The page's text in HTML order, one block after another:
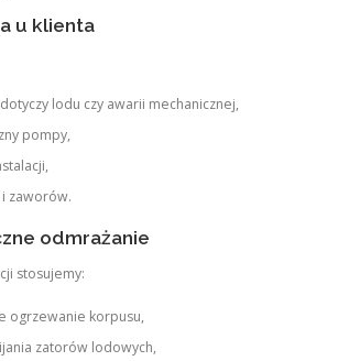
u klienta
lodu czy awarii mechanicznej,
pompy,
zaworów.
odmrażanie
stosujemy:
ogrzewanie korpusu,
zatorów lodowych,